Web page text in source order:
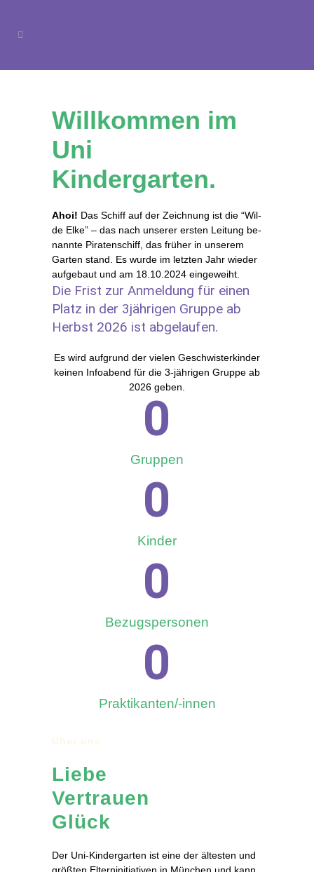
Will­kom­men im
Uni
Kindergarten.
Ahoi! Das Schiff auf der Zeich­nung ist die “Wil­
de El­ke” – das nach un­se­rer ers­ten Lei­tung be­
nann­te Pi­ra­ten­schiff, das frü­her in un­se­rem
Gar­ten stand. Es wur­de im letz­ten Jahr wie­der
auf­ge­baut und am 18.10.2024 eingeweiht.
Die Frist zur An­mel­dung für ei­nen
Platz in der 3jährigen Grup­pe ab
Herbst 2026 ist abgelaufen.
Es wird auf­grund der vie­len Ge­schwis­ter­kin­der
kei­nen In­fo­abend für die 3‑jährigen Grup­pe ab
2026 geben.
Grup­pen
0
Kin­der
0
Be­zugs­per­so­nen
0
Prak­ti­kan­ten/-in­nen
0
Über uns
Lie­be
Vertrauen
Glück
Der Uni-Kin­der­gar­ten ist ei­ne der äl­tes­ten und